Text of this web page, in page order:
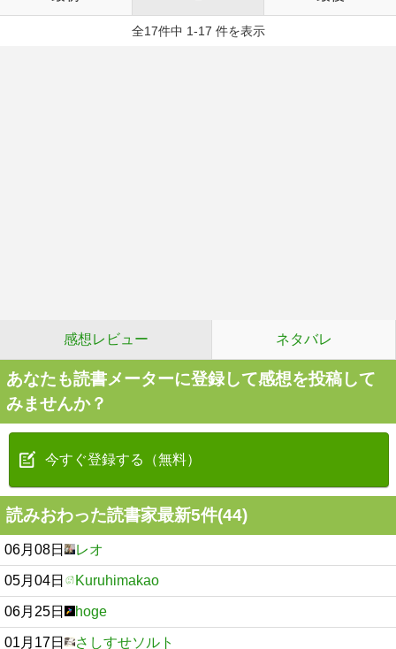
全17件中 1-17 件を表示
感想レビュー ネタバレ
あなたも読書メーターに登録して感想を投稿して
みませんか？
今すぐ登録する（無料）
読みおわった読書家最新5件(44)
06月08日 レオ
05月04日 Kuruhimakao
06月25日 hoge
01月17日 さしすせソルト